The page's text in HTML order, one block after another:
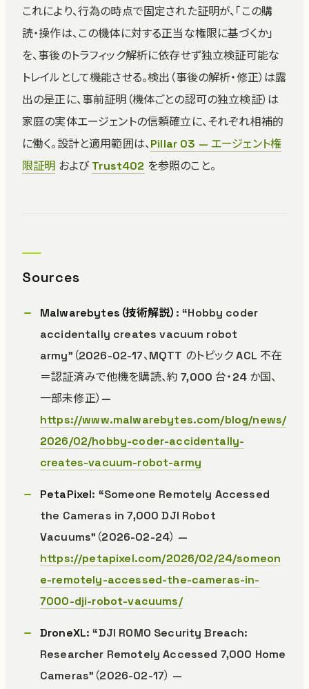
これにより、行為の時点で固定された証明が、「この購
読・操作は、この機体に対する正当な権限に基づくか」
を、事後のトラフィック解析に依存せず独立検証可能な
トレイルとして機能させる。検出（事後の解析・修正）は露
出の是正に、事前証明（機体ごとの認可の独立検証）は
家庭の実体エージェントの信頼確立に、それぞれ相補的
に働く。設計と適用範囲は、Pillar 03 — エージェント権
限証明 および Trust402 を参照のこと。
Sources
Malwarebytes（技術解説） : “Hobby coder
accidentally creates vacuum robot
army”（2026-02-17、MQTT のトピック ACL 不在
＝認証済みで他機を購読、約 7,000 台・24 か国、
一部未修正）—
https://www.malwarebytes.com/blog/news/
2026/02/hobby-coder-accidentally-
creates-vacuum-robot-army
PetaPixel: “Someone Remotely Accessed
the Cameras in 7,000 DJI Robot
Vacuums”（2026-02-24） —
https://petapixel.com/2026/02/24/someon
e-remotely-accessed-the-cameras-in-
7000-dji-robot-vacuums/
DroneXL: “DJI ROMO Security Breach:
Researcher Remotely Accessed 7,000 Home
Cameras”（2026-02-17） —